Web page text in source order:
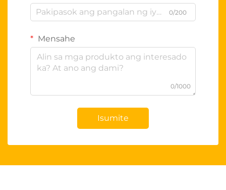
0/200
Mensahe
0/1000
Isumite